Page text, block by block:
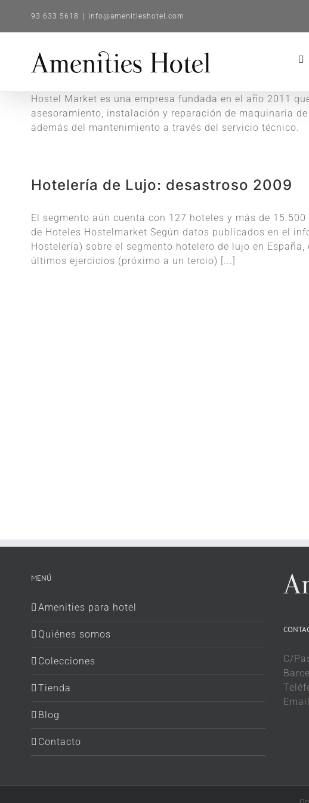
contenido
93 633 5618 info@amenitieshotel.com
Hostel Market es una empresa fundada en el año 2011
asesoramiento, instalación y reparación de maquinaria
además del mantenimiento a través del servicio técnico.
Hotelería de Lujo: desastroso 2009
El segmento aún cuenta con 127 hoteles y más de
de Hoteles Hostelmarket Según datos publicados en el
Hostelería) sobre el segmento hotelero de lujo en
últimos ejercicios (próximo a un tercio) [...]
MENÚ
Amenities para hotel
Quiénes somos
Colecciones
Tienda
Blog
Contacto
C/